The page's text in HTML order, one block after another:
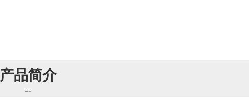
产品简介
--